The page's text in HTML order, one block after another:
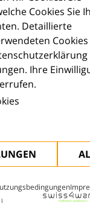
Cookies Sie
Detaillierte
Cookies
Ihre
für die
praktischen